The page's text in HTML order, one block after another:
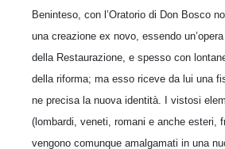
Beninteso, con l’Oratorio di Don Bosco
una creazione ex novo, essendo
della Restaurazione, e spesso con
della riforma; ma esso riceve da lui una
ne precisa la nuova identità. I vistosi
(lombardi, veneti, romani e anche esteri,
vengono comunque amalgamati in una